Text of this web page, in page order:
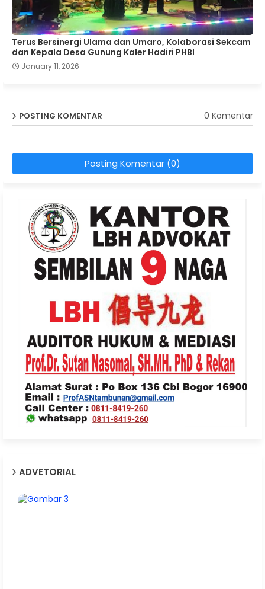
Terus Bersinergi Ulama dan Umaro, Kolaborasi Sekcam
dan Kepala Desa Gunung Kaler Hadiri PHBI
January 11, 2026
POSTING KOMENTAR 0 Komentar
Posting Komentar (0)
ADVETORIAL